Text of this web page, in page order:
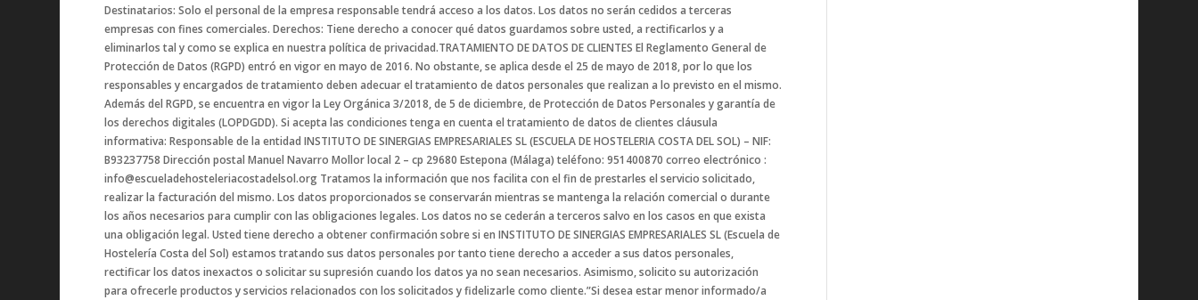
Destinatarios: Solo el personal de la empresa responsable tendrá acceso a los datos. Los datos no serán cedidos a terceras
empresas con fines comerciales. Derechos: Tiene derecho a conocer qué datos guardamos sobre usted, a rectificarlos y a
eliminarlos tal y como se explica en nuestra política de privacidad.TRATAMIENTO DE DATOS DE CLIENTES El Reglamento General de
Protección de Datos (RGPD) entró en vigor en mayo de 2016. No obstante, se aplica desde el 25 de mayo de 2018, por lo que los
responsables y encargados de tratamiento deben adecuar el tratamiento de datos personales que realizan a lo previsto en el mismo.
Además del RGPD, se encuentra en vigor la Ley Orgánica 3/2018, de 5 de diciembre, de Protección de Datos Personales y garantía de
los derechos digitales (LOPDGDD). Si acepta las condiciones tenga en cuenta el tratamiento de datos de clientes cláusula
informativa: Responsable de la entidad INSTITUTO DE SINERGIAS EMPRESARIALES SL (ESCUELA DE HOSTELERIA COSTA DEL SOL) – NIF:
B93237758 Dirección postal Manuel Navarro Mollor local 2 – cp 29680 Estepona (Málaga) teléfono: 951400870 correo electrónico :
info@escueladehosteleriacostadelsol.org Tratamos la información que nos facilita con el fin de prestarles el servicio solicitado,
realizar la facturación del mismo. Los datos proporcionados se conservarán mientras se mantenga la relación comercial o durante
los años necesarios para cumplir con las obligaciones legales. Los datos no se cederán a terceros salvo en los casos en que exista
una obligación legal. Usted tiene derecho a obtener confirmación sobre si en INSTITUTO DE SINERGIAS EMPRESARIALES SL (Escuela de
Hostelería Costa del Sol) estamos tratando sus datos personales por tanto tiene derecho a acceder a sus datos personales,
rectificar los datos inexactos o solicitar su supresión cuando los datos ya no sean necesarios. Asimismo, solicito su autorización
para ofrecerle productos y servicios relacionados con los solicitados y fidelizarle como cliente.”Si desea estar menor informado/a